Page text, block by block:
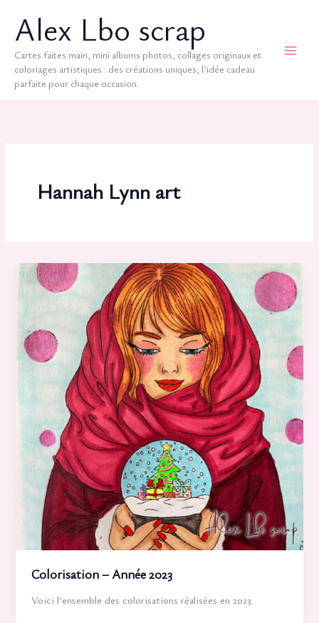
contenuAlex Lbo scrap
Cartes faites main, mini albums photos, collages originaux et
coloriages artistiques : des créations uniques, l’idée cadeau
parfaite pour chaque occasion.
Hannah Lynn art
Colorisation – Année 2023
Voici l’ensemble des colorisations réalisées en 2023.